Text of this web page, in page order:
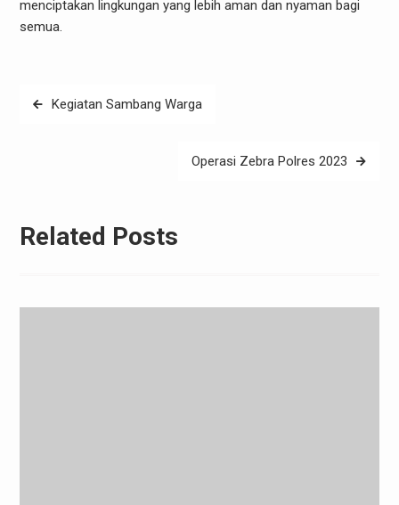
menciptakan lingkungan yang lebih aman dan nyaman bagi
semua.
PostKegiatan Sambang Warga
Operasi Zebra Polres 2023
Related Posts